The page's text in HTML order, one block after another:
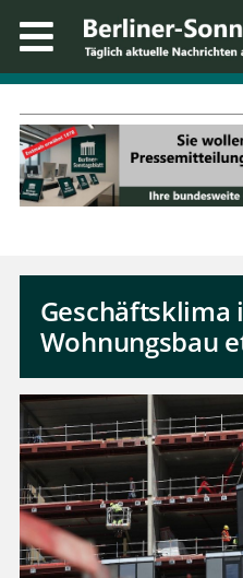
Geschäftsklima
Wohnungsbau